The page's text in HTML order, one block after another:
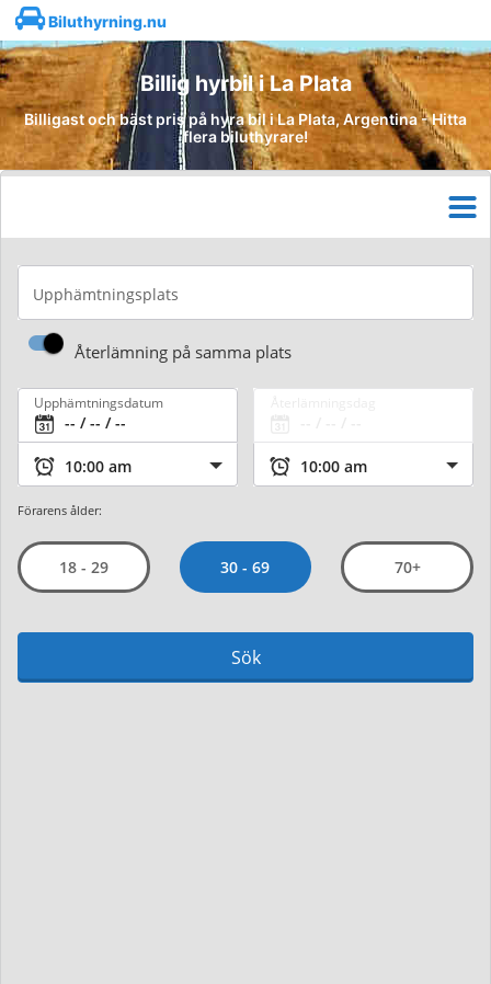
Biluthyrning.nu
Billig hyrbil i La Plata
Billigast och bäst pris på hyra bil i La Plata, Argentina - Hitta
flera biluthyrare!
Upphämtningsplats
Återlämning på samma plats
Upphämtningsdatum
Förarens ålder:
18 - 29 30 - 69 70+
Sök